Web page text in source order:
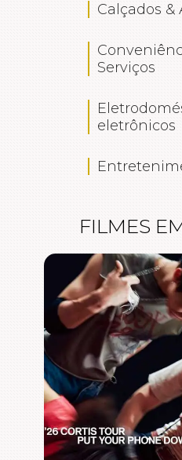
Calçados &
Serviços
eletrônicos
FILMES